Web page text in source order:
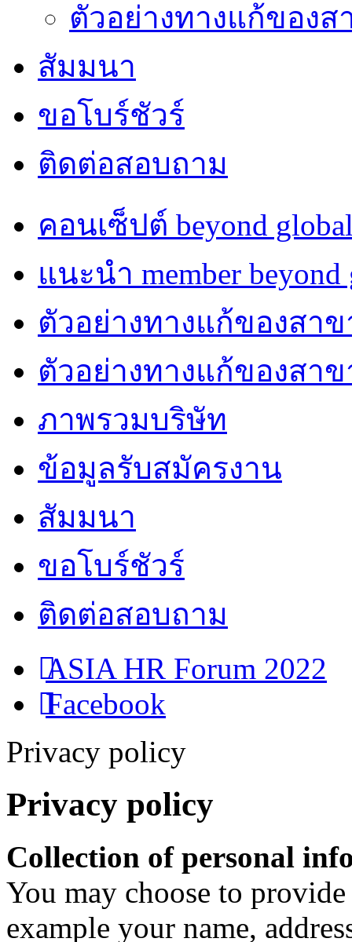
ตัวอย่างทางแก้ของส
สัมมนา
ขอโบร์ชัวร์
ติดต่อสอบถาม
คอนเซ็ปต์ beyond
แนะนำ member beyond
ตัวอย่างทางแก้ของสา
ตัวอย่างทางแก้ของสา
ภาพรวมบริษัท
ข้อมูลรับสมัครงาน
สัมมนา
ขอโบร์ชัวร์
ติดต่อสอบถาม
ASIA HR Forum 2022
Facebook
Privacy policy
Privacy policy
Collection of personal
You may choose to
example your name,